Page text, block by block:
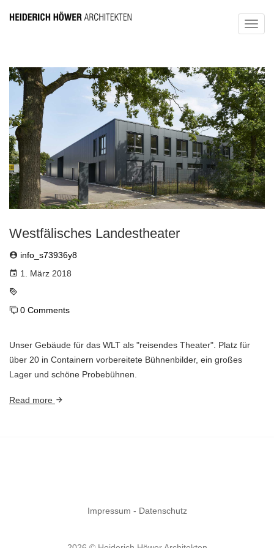
Westfälisches Landestheater
info_s73936y8
1. März 2018
0 Comments
Unser Gebäude für das WLT als "reisendes Theater". Platz für
über 20 in Containern vorbereitete Bühnenbilder, ein großes
Lager und schöne Probebühnen.
Read more
Impressum - Datenschutz